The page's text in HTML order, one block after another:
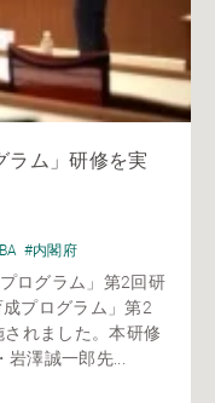
ラム」研修を実
#内閣府
ログラム」第2回研
プログラム」第2
れました。本研修
澤誠一郎先...